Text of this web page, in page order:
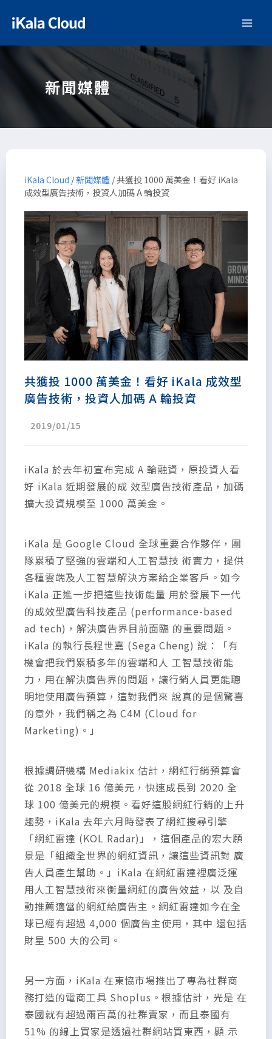
新聞媒體
iKala Cloud /新聞媒體 /共獲投 1000 萬美金！看好 iKala
成效型廣告技術，投資人加碼 A 輪投資
共獲投 1000 萬美金！看好 iKala 成效型
廣告技術，投資人加碼 A 輪投資
2019/01/15
iKala 於去年初宣布完成 A 輪融資，原投資人看
好 iKala 近期發展的成 效型廣告技術產品，加碼
擴大投資規模至 1000 萬美金。
iKala 是 Google Cloud 全球重要合作夥伴，團
隊累積了堅強的雲端和人工智慧技 術實力，提供
各種雲端及人工智慧解決方案給企業客戶。如今
iKala 正進一步把這些技術能量 用於發展下一代
的成效型廣告科技產品 (performance-based
ad tech)，解決廣告界目前面臨 的重要問題。
iKala 的執行長程世嘉 (Sega Cheng) 說：「有
機會把我們累積多年的雲端和人 工智慧技術能
力，用在解決廣告界的問題，讓行銷人員更能聰
明地使用廣告預算，這對我們來 說真的是個驚喜
的意外，我們稱之為 C4M (Cloud for
Marketing)。」
根據調研機構 Mediakix 估計，網紅行銷預算會
從 2018 全球 16 億美元，快速成長到 2020 全
球 100 億美元的規模。看好這股網紅行銷的上升
趨勢，iKala 去年六月時發表了網紅搜尋引擎
「網紅雷達 (KOL Radar)」，這個產品的宏大願
景是「組織全世界的網紅資訊，讓這些資訊對 廣
告人員產生幫助。」iKala 在網紅雷達裡廣泛運
用人工智慧技術來衡量網紅的廣告效益，以 及自
動推薦適當的網紅給廣告主。網紅雷達如今在全
球已經有超過 4,000 個廣告主使用，其中 還包括
財星 500 大的公司。
另一方面，iKala 在東協市場推出了專為社群商
務打造的電商工具 Shoplus。根據估計，光是 在
泰國就有超過兩百萬的社群賣家，而且泰國有
51% 的線上買家是透過社群網站買東西，顯 示